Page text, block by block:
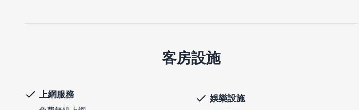
客房設施
上網服務 娛樂設施